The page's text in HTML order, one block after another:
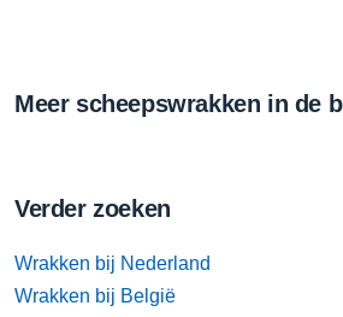
Meer scheepswrakken in de
Verder zoeken
Wrakken bij Nederland
Wrakken bij België